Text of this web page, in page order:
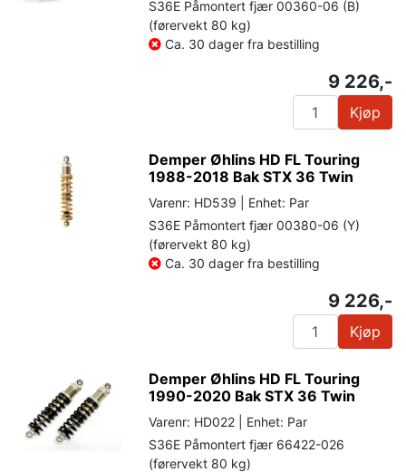
S36E Påmontert fjær 00360-06 (B)
(førervekt 80 kg)
Ca. 30 dager fra bestilling
9 226,-
Kjøp
Demper Øhlins HD FL Touring
1988-2018 Bak STX 36 Twin
Varenr: HD539 | Enhet: Par
S36E Påmontert fjær 00380-06 (Y)
(førervekt 80 kg)
Ca. 30 dager fra bestilling
9 226,-
Kjøp
Demper Øhlins HD FL Touring
1990-2020 Bak STX 36 Twin
Varenr: HD022 | Enhet: Par
S36E Påmontert fjær 66422-026
(førervekt 80 kg)